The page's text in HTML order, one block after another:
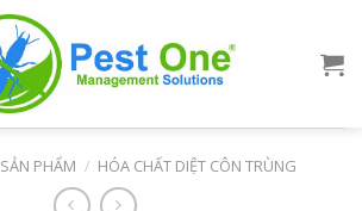
SẢN PHẨM / HÓA CHẤT DIỆT CÔN TRÙNG